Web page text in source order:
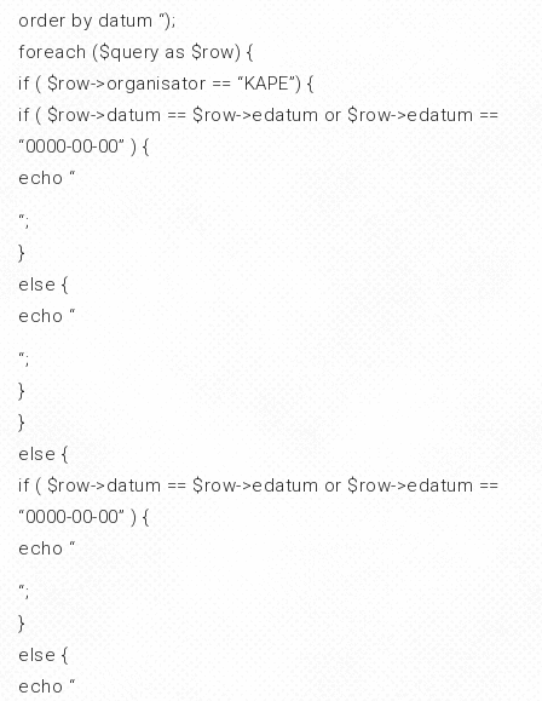
order by datum “);
foreach ($query as $row) {
if ( $row->organisator == “KAPE”) {
if ( $row->datum == $row->edatum or $row->edatum ==
“0000-00-00” ) {
echo “
“;
}
else {
echo “
“;
}
}
else {
if ( $row->datum == $row->edatum or $row->edatum ==
“0000-00-00” ) {
echo “
“;
}
else {
echo “